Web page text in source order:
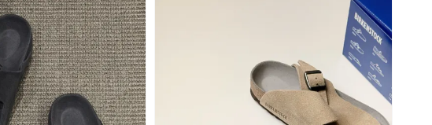
售完
Adidas 愛迪達 Logo
長襪 中筒襪 襪子 三